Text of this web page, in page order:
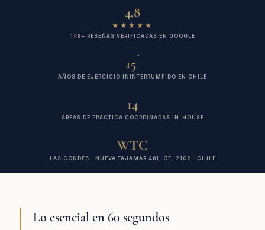
4,8
★★★★★
148+ RESEÑAS VERIFICADAS EN GOOGLE
15
+
AÑOS DE EJERCICIO ININTERRUMPIDO EN CHILE
14
ÁREAS DE PRÁCTICA COORDINADAS IN-HOUSE
WTC
LAS CONDES · NUEVA TAJAMAR 481, OF. 2102 · CHILE
Lo esencial en 60 segundos